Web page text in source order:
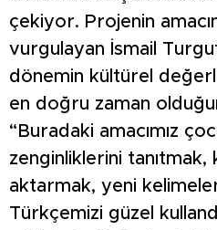
çekiyor. Projenin
vurgulayan İsmail
dönemin kültürel
en doğru zaman
“Buradaki amacımız
zenginliklerini tanıtmak,
aktarmak, yeni
Türkçemizi güzel